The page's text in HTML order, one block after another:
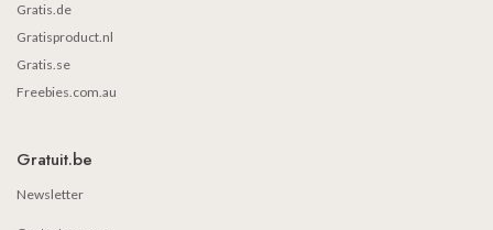
Gratis.de
Gratisproduct.nl
Gratis.se
Freebies.com.au
Gratuit.be
Newsletter